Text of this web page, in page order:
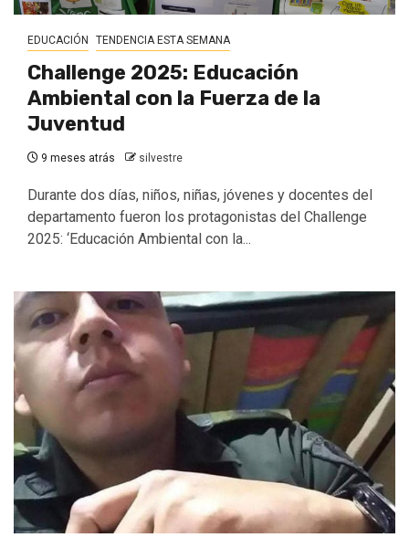
EDUCACIÓN TENDENCIA ESTA SEMANA
Challenge 2025: Educación
Ambiental con la Fuerza de la
Juventud
9 meses atrás silvestre
Durante dos días, niños, niñas, jóvenes y docentes del
departamento fueron los protagonistas del Challenge
2025: ‘Educación Ambiental con la...